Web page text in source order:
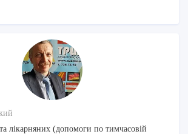
лікарняних (допомоги по тимчасовій